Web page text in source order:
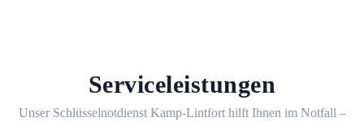
Serviceleistungen
Unser Schlüsselnotdienst Kamp-Lintfort hilft Ihnen im Notfall –